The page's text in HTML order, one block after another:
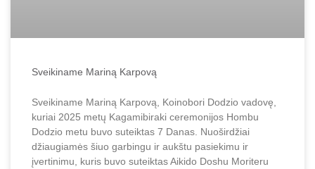
Sveikiname Mariną Karpovą
Sveikiname Mariną Karpovą, Koinobori Dodzio vadovę,
kuriai 2025 metų Kagamibiraki ceremonijos Hombu
Dodzio metu buvo suteiktas 7 Danas. Nuoširdžiai
džiaugiamės šiuo garbingu ir aukštu pasiekimu ir
įvertinimu, kuris buvo suteiktas Aikido Doshu Moriteru